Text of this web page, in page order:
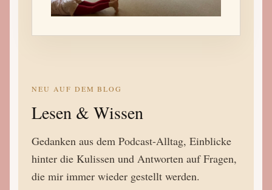
NEU AUF DEM BLOG
Lesen & Wissen
Gedanken aus dem Podcast-Alltag, Einblicke
hinter die Kulissen und Antworten auf Fragen,
die mir immer wieder gestellt werden.